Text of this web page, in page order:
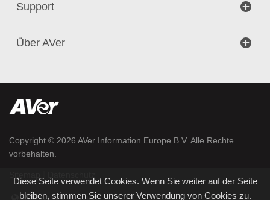
Support
Über AVer
Copyright © 2026 AVer Information Europe B.V. Alle Rechte
vorbehalten.
Germany / Deutsch
Diese Seite verwendet Cookies. Wenn Sie weiter auf der Seite
bleiben, stimmen Sie unserer Verwendung von Cookies zu.